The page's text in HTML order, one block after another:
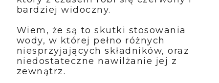
bardziej widoczny.
Wiem, że są to skutki stosowania
wody, w której pełno różnych
niesprzyjających składników, oraz
niedostateczne nawilżanie jej z
zewnątrz.